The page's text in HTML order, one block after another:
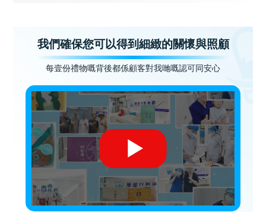
我們確保您可以得到細緻的關懷與照顧
每壹份禮物嘅背後都係顧客對我哋嘅認可同安心